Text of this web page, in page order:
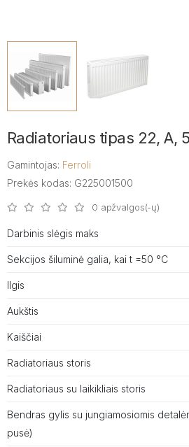
Radiatoriaus tipas 22, A,
Gamintojas: Ferroli
Prekės kodas: G225001500
0 apžvalgos(-ų)
Darbinis slėgis maks
Sekcijos šiluminė galia, kai t =50 °C
Ilgis
Aukštis
Kaiščiai
Radiatoriaus storis
Radiatoriaus su laikikliais storis
Bendras gylis su jungiamosiomis
pusė)